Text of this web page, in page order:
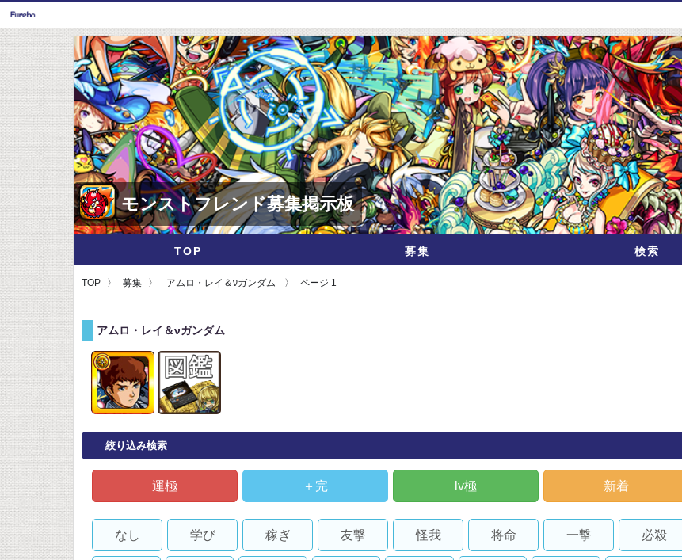
モンストフレンド募集掲示板
TOP 募集 検索
TOP 募集 アムロ・レイ＆νガンダム ページ 1
アムロ・レイ＆νガンダム
絞り込み検索
運極 ＋完 lv極 新着
なし 学び 稼ぎ 友撃 怪我 将命 一撃 必殺